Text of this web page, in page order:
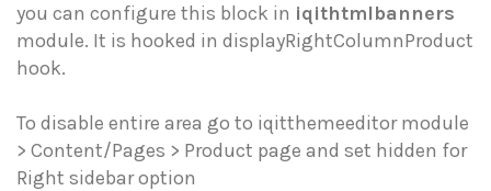
you can configure this block in iqithtmlbanners
module. It is hooked in displayRightColumnProduct
hook.
To disable entire area go to iqitthemeeditor module
> Content/Pages > Product page and set hidden for
Right sidebar option